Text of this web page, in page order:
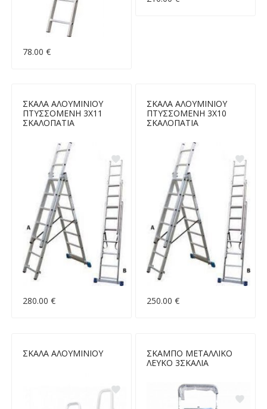
78.00 €
ΣΚΑΛΑ ΑΛΟΥΜΙΝΙΟΥ
ΠΤΥΣΣΟΜΕΝΗ 3Χ11
ΣΚΑΛΟΠΑΤΙΑ
280.00 €
ΣΚΑΛΑ ΑΛΟΥΜΙΝΙΟΥ
ΠΤΥΣΣΟΜΕΝΗ 3Χ10
ΣΚΑΛΟΠΑΤΙΑ
250.00 €
ΣΚΑΛΑ ΑΛΟΥΜΙΝΙΟΥ
ΣΚΑΜΠΟ ΜΕΤΑΛΛΙΚΟ
ΛΕΥΚΟ 3ΣΚΑΛΙΑ